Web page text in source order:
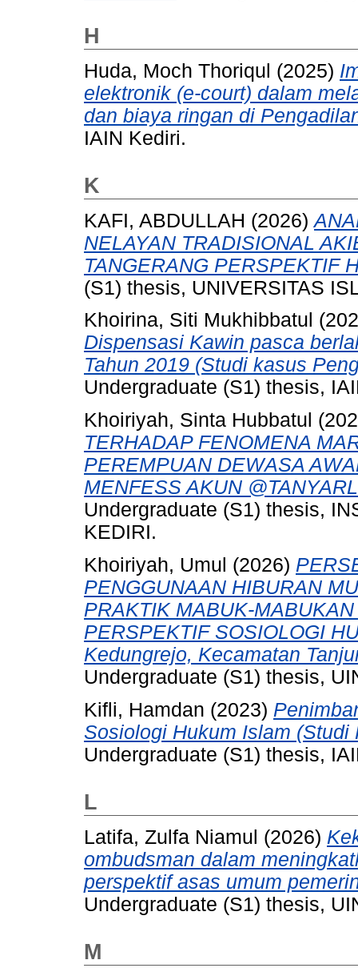
H
Huda, Moch Thoriqul (2025)
elektronik (e-court) dalam
dan biaya ringan di
IAIN Kediri.
K
KAFI, ABDULLAH (2026)
NELAYAN TRADISIONAL
TANGERANG PERSPEKTIF
(S1) thesis, UNIVERSITAS
Khoirina, Siti Mukhibbatul
Dispensasi Kawin pasca
Tahun 2019 (Studi kasus
Undergraduate (S1) thesis,
Khoiriyah, Sinta Hubbatul
TERHADAP FENOMENA
PEREMPUAN DEWASA
MENFESS AKUN
Undergraduate (S1) thesis,
KEDIRI.
Khoiriyah, Umul (2026)
PENGGUNAAN HIBURAN
PRAKTIK MABUK-
PERSPEKTIF SOSIOLOGI
Kedungrejo, Kecamatan
Undergraduate (S1) thesis,
Kifli, Hamdan (2023)
Sosiologi Hukum Islam
Undergraduate (S1) thesis,
L
Latifa, Zulfa Niamul (2026)
ombudsman dalam
perspektif asas umum
Undergraduate (S1) thesis,
M